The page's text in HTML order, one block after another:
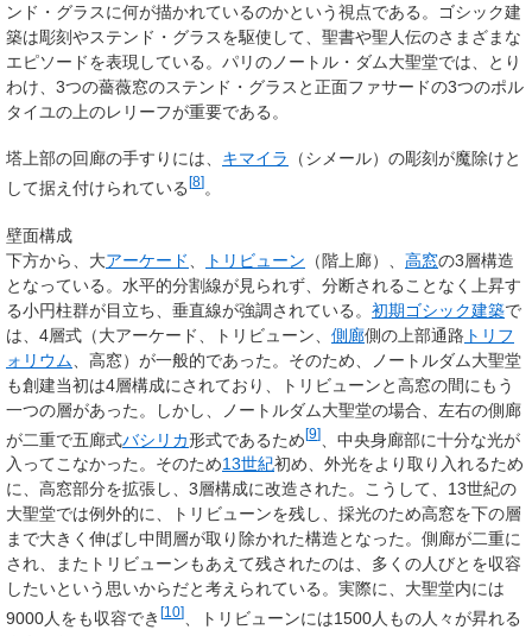
ンド・グラスに何が描かれているのかという視点である。ゴシック建
築は彫刻やステンド・グラスを駆使して、聖書や聖人伝のさまざまな
エピソードを表現している。パリのノートル・ダム大聖堂では、とり
わけ、3つの薔薇窓のステンド・グラスと正面ファサードの3つのポル
タイユの上のレリーフが重要である。
塔上部の回廊の手すりには、 キマイラ
（シメール）の彫刻が魔除けと
して据え付けられている [8] 。
壁面構成
下方から、大アーケード トリビューン （階上廊）、 高窓の3層構造
となっている。水平的分割線が見られず、分断されることなく上昇す
る小円柱群が目立ち、垂直線が強調されている。 初期ゴシック建築で
は、4層式（大アーケード、トリビューン、 側廊側の上部通路 トリフ
ォリウム 、高窓）が一般的であった。そのため、ノートルダム大聖堂
も創建当初は4層構成にされており、トリビューンと高窓の間にもう
一つの層があった。しかし、ノートルダム大聖堂の場合、左右の側廊
が二重で五廊式バシリカ形式であるため[9]
、中央身廊部に十分な光が
入ってこなかった。そのため13世紀初め、外光をより取り入れるため
に、高窓部分を拡張し、3層構成に改造された。こうして、13世紀の
大聖堂では例外的に、トリビューンを残し、採光のため高窓を下の層
まで大きく伸ばし中間層が取り除かれた構造となった。側廊が二重に
され、またトリビューンもあえて残されたのは、多くの人びとを収容
したいという思いからだと考えられている。実際に、大聖堂内には
9000人をも収容でき [10]
、トリビューンには1500人もの人々が昇れる